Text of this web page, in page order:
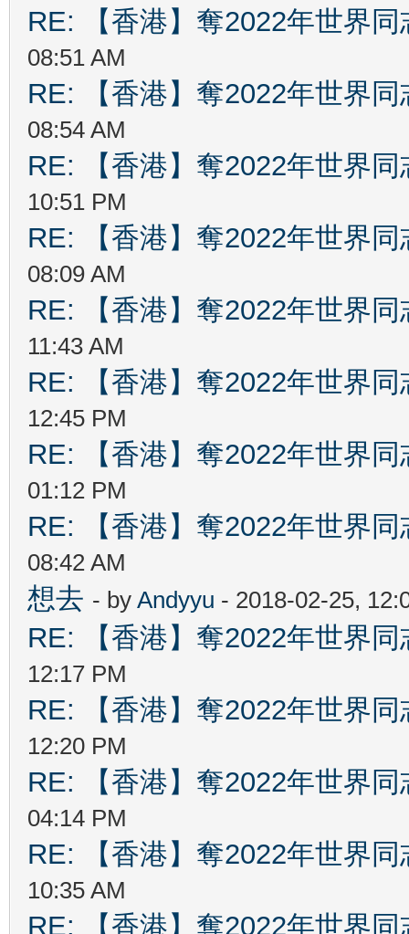
RE: 【香港】奪2022年世界
08:51 AM
RE: 【香港】奪2022年世界
08:54 AM
RE: 【香港】奪2022年世界
10:51 PM
RE: 【香港】奪2022年世界
08:09 AM
RE: 【香港】奪2022年世界
11:43 AM
RE: 【香港】奪2022年世界
12:45 PM
RE: 【香港】奪2022年世界
01:12 PM
RE: 【香港】奪2022年世界
08:42 AM
想去 - by Andyyu - 2018-02-25,
RE: 【香港】奪2022年世界
12:17 PM
RE: 【香港】奪2022年世界
12:20 PM
RE: 【香港】奪2022年世界
04:14 PM
RE: 【香港】奪2022年世界
10:35 AM
RE: 【香港】奪2022年世界